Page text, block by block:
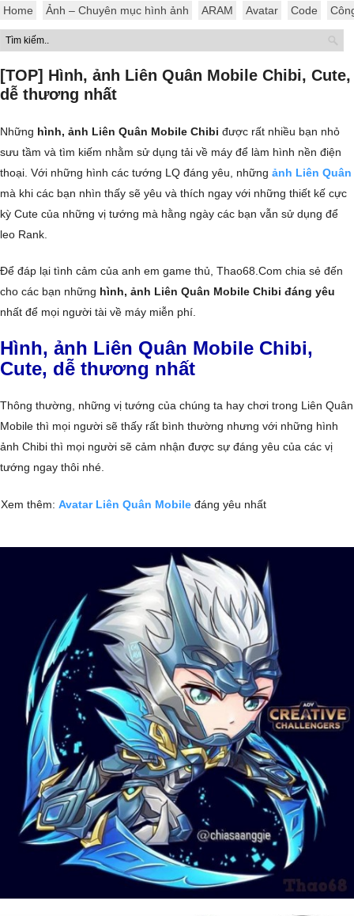
Home Ảnh – Chuyên mục hình ảnh ARAM Avatar Code
[TOP] Hình, ảnh Liên Quân Mobile Chibi, Cute,
dễ thương nhất
Những hình, ảnh Liên Quân Mobile Chibi được rất nhiều bạn nhỏ
sưu tầm và tìm kiếm nhằm sử dụng tải về máy để làm hình nền điện
thoại. Với những hình các tướng LQ đáng yêu, những ảnh Liên Quân
mà khi các bạn nhìn thấy sẽ yêu và thích ngay với những thiết kế cực
kỳ Cute của những vị tướng mà hằng ngày các bạn vẫn sử dụng để
leo Rank.
Để đáp lại tình cảm của anh em game thủ, Thao68.Com chia sẻ đến
cho các bạn những hình, ảnh Liên Quân Mobile Chibi đáng yêu
nhất để mọi người tài về máy miễn phí.
Hình, ảnh Liên Quân Mobile Chibi,
Cute, dễ thương nhất
Thông thường, những vị tướng của chúng ta hay chơi trong Liên Quân
Mobile thì mọi người sẽ thấy rất bình thường nhưng với những hình
ảnh Chibi thì mọi người sẽ cảm nhận được sự đáng yêu của các vị
tướng ngay thôi nhé.
Xem thêm: Avatar Liên Quân Mobile đáng yêu nhất